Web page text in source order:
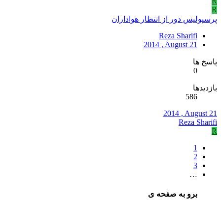
R
پرسپوليس دور از انتظار هواداران
Reza Sharifi
2014 , August 21
پاسخ ها
0
بازدیدها
586
2014 , August 21
Reza Sharifi
R
1
2
3
…
برو به صفحه ی